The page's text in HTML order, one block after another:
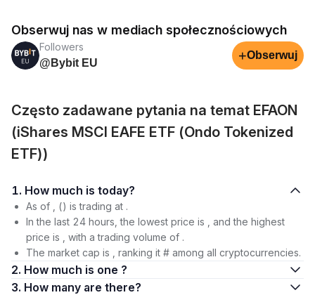
Obserwuj nas w mediach społecznościowych
Followers
@Bybit EU
+Obserwuj
Często zadawane pytania na temat EFAON
(iShares MSCI EAFE ETF (Ondo Tokenized
ETF))
1. How much is today?
As of , () is trading at .
In the last 24 hours, the lowest price is , and the highest
price is , with a trading volume of .
The market cap is , ranking it # among all cryptocurrencies.
2. How much is one ?
3. How many are there?